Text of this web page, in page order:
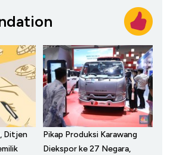
Ditjen
Pikap Produksi Karawang
Diekspor ke 27 Negara,